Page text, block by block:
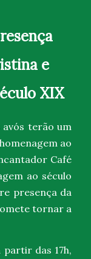
e
XIX
terão um
ao
Café
ao século
presença da
tornar a
das 17h,